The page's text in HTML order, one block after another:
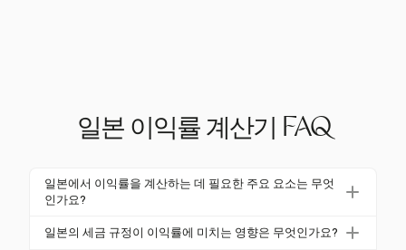
일본 이익률 계산기 FAQ
일본에서 이익률을 계산하는 데 필요한 주요 요소는 무엇
인가요?
일본에서 이익률을 계산하려면 J-GAAP와 같은 회계
일본의 세금 규정이 이익률에 미치는 영향은 무엇인가요?